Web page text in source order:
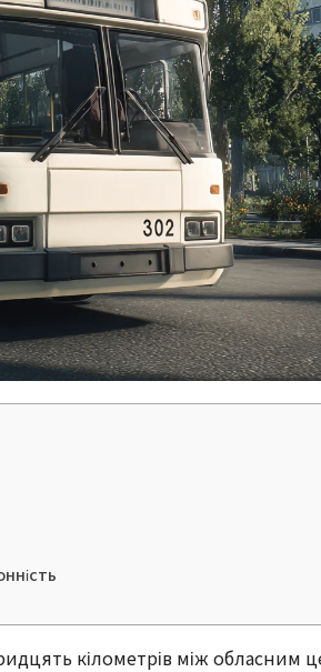
кілометрів між обласним